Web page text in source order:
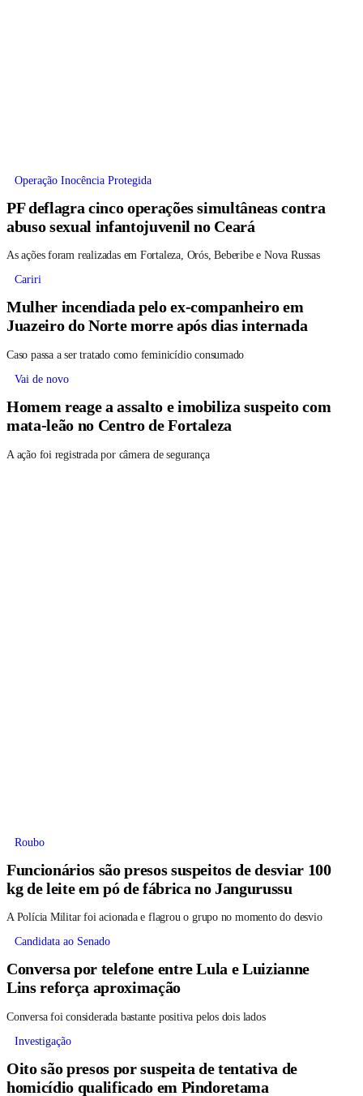
Operação Inocência Protegida
PF deflagra cinco operações simultâneas contra
abuso sexual infantojuvenil no Ceará
As ações foram realizadas em Fortaleza, Orós, Beberibe e Nova Russas
Cariri
Mulher incendiada pelo ex-companheiro em
Juazeiro do Norte morre após dias internada
Caso passa a ser tratado como feminicídio consumado
Vai de novo
Homem reage a assalto e imobiliza suspeito com
mata-leão no Centro de Fortaleza
A ação foi registrada por câmera de segurança
Roubo
Funcionários são presos suspeitos de desviar 100
kg de leite em pó de fábrica no Jangurussu
A Polícia Militar foi acionada e flagrou o grupo no momento do desvio
Candidata ao Senado
Conversa por telefone entre Lula e Luizianne
Lins reforça aproximação
Conversa foi considerada bastante positiva pelos dois lados
Investigação
Oito são presos por suspeita de tentativa de
homicídio qualificado em Pindoretama